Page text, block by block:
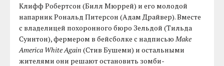
Клифф Робертсон (Билл Мюррей) и его молодой
напарник Рональд Питерсон (Адам Драйвер). Вместе
с владелицей похоронного бюро Зельдой (Тильда
Суинтон), фермером в бейсболке с надписьюMake
America White Again (Стив Бушеми) и остальными
жителями они решают остановить зомби-